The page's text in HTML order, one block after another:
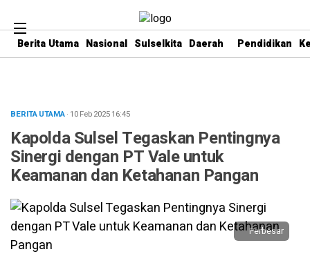
Berita Utama Nasional Sulselkita Daerah Pendidikan
BERITA UTAMA· 10 Feb 202516:45
Kapolda Sulsel Tegaskan Pentingnya
Sinergi dengan PT Vale untuk
Keamanan dan Ketahanan Pangan
Perbesar